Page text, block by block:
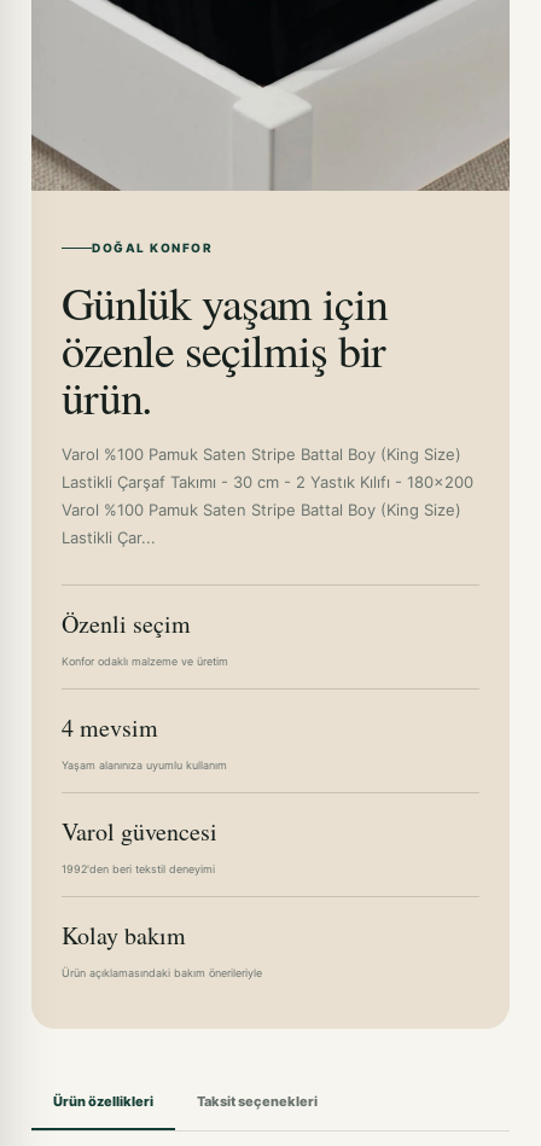
DOĞAL KONFOR
Günlük yaşam için
özenle seçilmiş bir
ürün.
Varol %100 Pamuk Saten Stripe Battal Boy (King Size)
Lastikli Çarşaf Takımı - 30 cm - 2 Yastık Kılıfı - 180x200
Varol %100 Pamuk Saten Stripe Battal Boy (King Size)
Lastikli Çar...
Özenli seçim
Konfor odaklı malzeme ve üretim
4 mevsim
Yaşam alanınıza uyumlu kullanım
Varol güvencesi
1992'den beri tekstil deneyimi
Kolay bakım
Ürün açıklamasındaki bakım önerileriyle
Ürün özellikleri Taksit seçenekleri